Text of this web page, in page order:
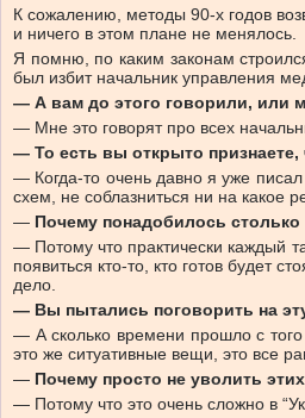
К сожалению, методы 90-х годов
и ничего в этом плане не менялось.
Я помню, по каким законам
был избит начальник управления
— А вам до этого говорили, или
— Мне это говорят про всех
— То есть вы открыто
— Когда-то очень давно я уже
схем, не соблазниться ни на какое
— Почему понадобилось
— Потому что практически каждый
появиться кто-то, кто готов будет
дело.
— Вы пытались поговорить на
— А сколько времени прошло с
это же ситуативные вещи, это все
— Почему просто не уволить
— Потому что это очень сложно в